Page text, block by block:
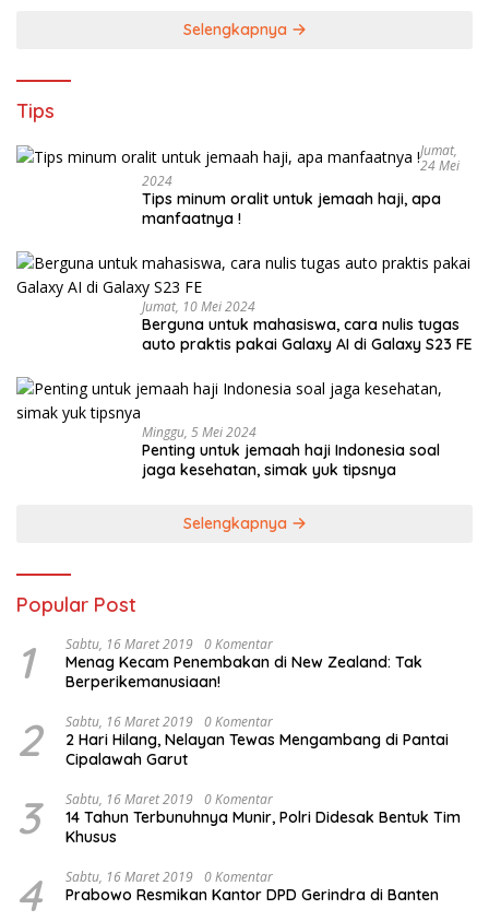
Selengkapnya
Tips
Jumat,
24 Mei
2024
Tips minum oralit untuk jemaah haji, apa
manfaatnya !
Jumat, 10 Mei 2024
Berguna untuk mahasiswa, cara nulis tugas
auto praktis pakai Galaxy AI di Galaxy S23 FE
Minggu, 5 Mei 2024
Penting untuk jemaah haji Indonesia soal
jaga kesehatan, simak yuk tipsnya
Selengkapnya
Popular Post
1 Sabtu, 16 Maret 2019 0 Komentar
Menag Kecam Penembakan di New Zealand: Tak
Berperikemanusiaan!
2 Sabtu, 16 Maret 2019 0 Komentar
2 Hari Hilang, Nelayan Tewas Mengambang di Pantai
Cipalawah Garut
3 Sabtu, 16 Maret 2019 0 Komentar
14 Tahun Terbunuhnya Munir, Polri Didesak Bentuk Tim
Khusus
4 Sabtu, 16 Maret 2019 0 Komentar
Prabowo Resmikan Kantor DPD Gerindra di Banten